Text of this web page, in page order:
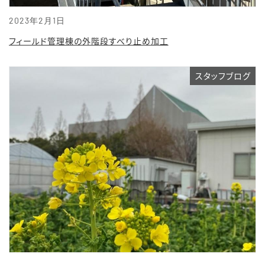
2023年2月1日
フィールド管理棟の外階段すべり止め加工
スタッフブログ